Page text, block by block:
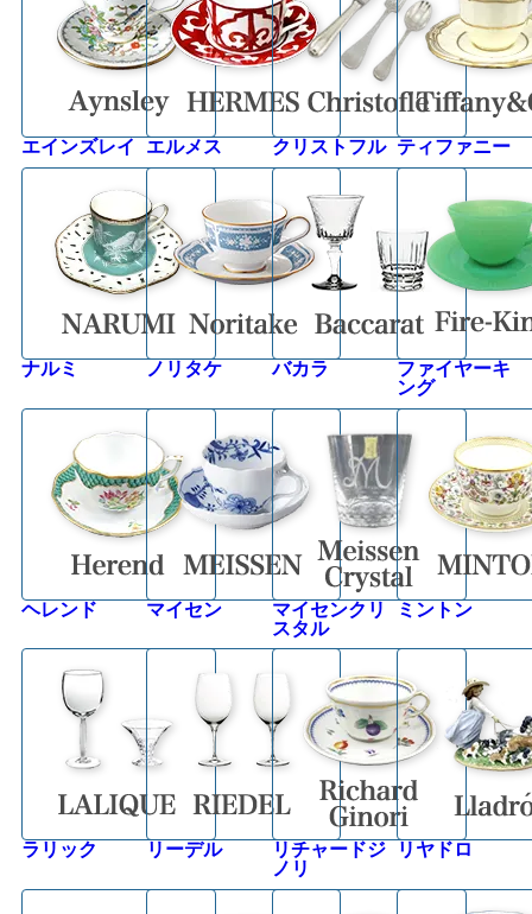
エインズレイ エルメス クリストフル ティファニー
ナルミ ノリタケ バカラ
ファイヤーキ
ング
ヘレンド マイセン
マイセンクリ
スタル
ミントン
ラリック リーデル
リチャードジ
ノリ
リヤドロ